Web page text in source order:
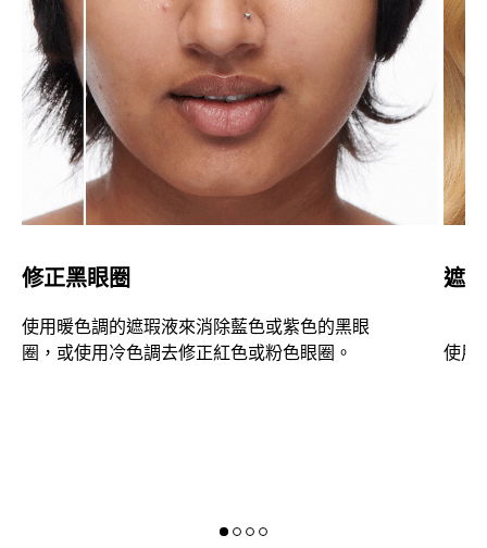
修正黑眼圈
使用暖色調的遮瑕液來消除藍色或紫色的黑眼
圈，或使用冷色調去修正紅色或粉色眼圈。
遮
使用